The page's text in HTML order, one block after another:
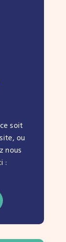
soit
ou
nous
: